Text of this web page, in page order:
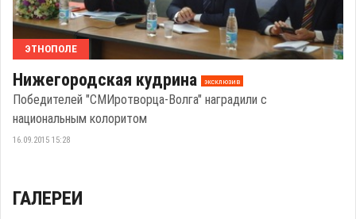
ЭТНОПОЛЕ
Нижегородская кудрина эксклюзив
Победителей "СМИротворца-Волга" наградили с
национальным колоритом
16.09.2015 15:28
ГАЛЕРЕИ